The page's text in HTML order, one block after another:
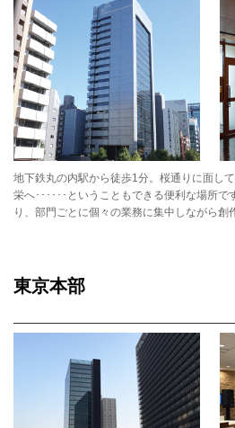
地下鉄丸の内駅から徒歩1分。桜通りに面し
栄へ･･････ということもできる便利な場所
り、部門ごとに個々の業務に集中しながら創
東京本部